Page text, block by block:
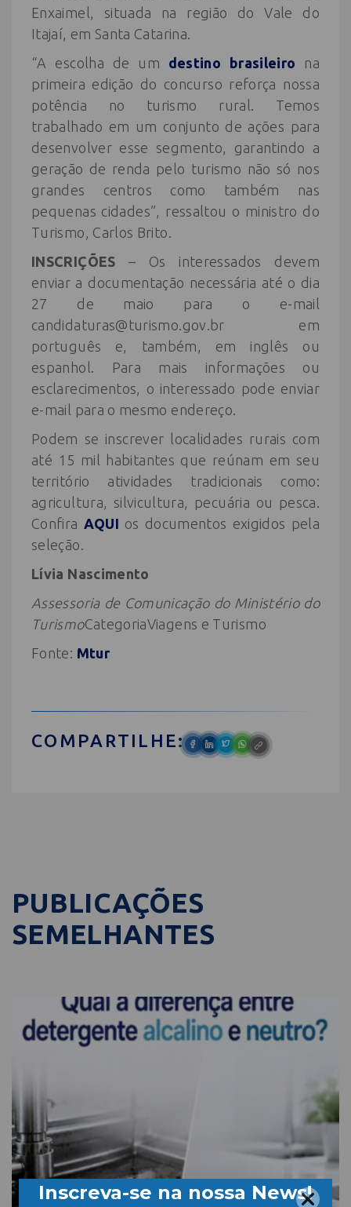
Enxaimel, situada na região do Vale do
Itajaí, em Santa Catarina.
“A escolha de um destino brasileiro na
primeira edição do concurso reforça nossa
potência no turismo rural. Temos
trabalhado em um conjunto de ações para
desenvolver esse segmento, garantindo a
geração de renda pelo turismo não só nos
grandes centros como também nas
pequenas cidades”, ressaltou o ministro do
Turismo, Carlos Brito.
INSCRIÇÕES– Os interessados devem
enviar a documentação necessária até o dia
27 de maio para o e-mail
candidaturas@turismo.gov.br em
português e, também, em inglês ou
espanhol. Para mais informações ou
esclarecimentos, o interessado pode enviar
e-mail para o mesmo endereço.
Podem se inscrever localidades rurais com
até 15 mil habitantes que reúnam em seu
território atividades tradicionais como:
agricultura, silvicultura, pecuária ou pesca.
Confira AQUI os documentos exigidos pela
seleção.
Lívia Nascimento
Assessoria de Comunicação do Ministério do
TurismoCategoriaViagens e Turismo
Fonte: Mtur
COMPARTILHE:
PUBLICAÇÕES
SEMELHANTES